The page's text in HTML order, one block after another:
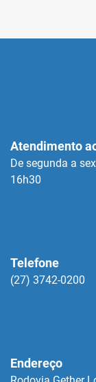
Atendimento
De segunda a
16h30
Telefone
(27) 3742-0200
Endereço